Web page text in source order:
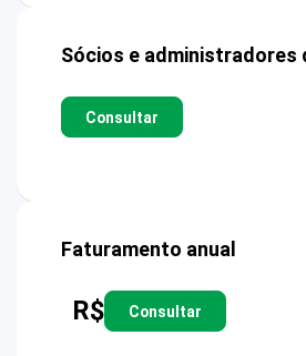
Sócios e administradores
Consultar
Faturamento anual
R$ Consultar